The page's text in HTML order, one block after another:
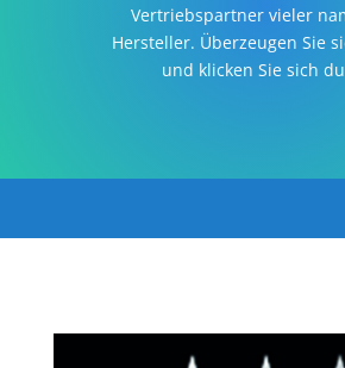
Vertriebspartner vieler
Hersteller. Überzeugen Sie
und klicken Sie sich